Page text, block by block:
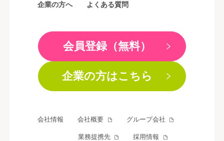
企業の方へ よくある質問
会員登録（無料）
企業の方はこちら
会社情報 会社概要 グループ会社
業務提携先 採用情報